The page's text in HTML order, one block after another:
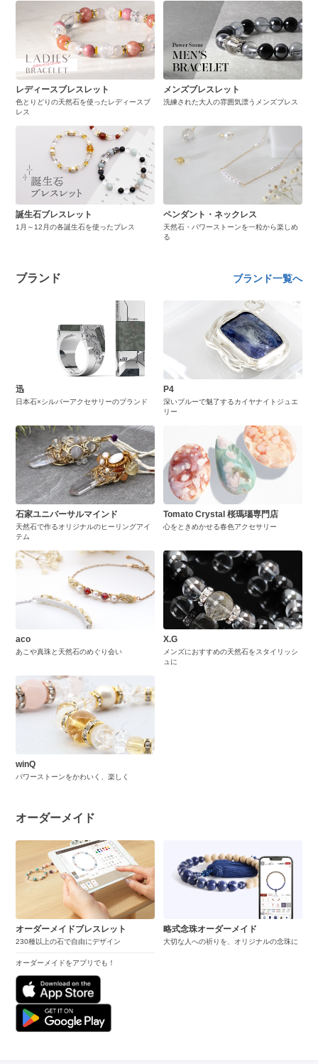
レディースブレスレット
色とりどりの天然石を使ったレディースブ
レス
メンズブレスレット
洗練された大人の雰囲気漂うメンズブレス
誕生石ブレスレット
1月～12月の各誕生石を使ったブレス
ペンダント・ネックレス
天然石・パワーストーンを一粒から楽しめ
る
ブランド ブランド一覧へ
迅
日本石×シルバーアクセサリーのブランド
P4
深いブルーで魅了するカイヤナイトジュエ
リー
石家ユニバーサルマインド
天然石で作るオリジナルのヒーリングアイ
テム
Tomato Crystal 桜瑪瑙専門店
心をときめかせる春色アクセサリー
aco
あこや真珠と天然石のめぐり会い
X.G
メンズにおすすめの天然石をスタイリッシ
ュに
winQ
パワーストーンをかわいく、楽しく
オーダーメイド
オーダーメイドブレスレット
230種以上の石で自由にデザイン
オーダーメイドをアプリでも！
略式念珠オーダーメイド
大切な人への祈りを、オリジナルの念珠に